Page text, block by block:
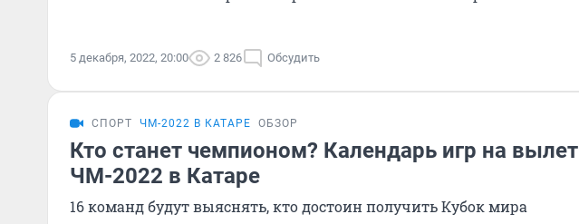
5 декабря, 2022, 20:00 2 826 Обсудить
СПОРТ ЧМ-2022 В КАТАРЕ ОБЗОР
Кто станет чемпионом? Календарь игр на вылет
ЧМ-2022 в Катаре
16 команд будут выяснять, кто достоин получить Кубок мира